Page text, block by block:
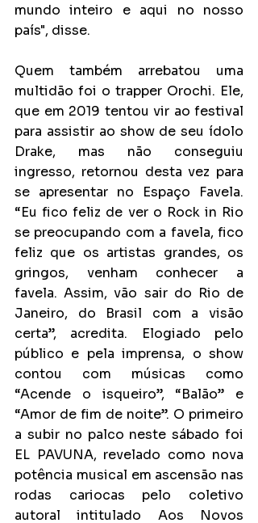
mundo inteiro e aqui no nosso
país", disse.
Quem também arrebatou uma
multidão foi o trapper Orochi. Ele,
que em 2019 tentou vir ao festival
para assistir ao show de seu ídolo
Drake, mas não conseguiu
ingresso, retornou desta vez para
se apresentar no Espaço Favela.
“Eu fico feliz de ver o Rock in Rio
se preocupando com a favela, fico
feliz que os artistas grandes, os
gringos, venham conhecer a
favela. Assim, vão sair do Rio de
Janeiro, do Brasil com a visão
certa”, acredita. Elogiado pelo
público e pela imprensa, o show
contou com músicas como
“Acende o isqueiro”, “Balão” e
“Amor de fim de noite”. O primeiro
a subir no palco neste sábado foi
EL PAVUNA, revelado como nova
potência musical em ascensão nas
rodas cariocas pelo coletivo
autoral intitulado Aos Novos